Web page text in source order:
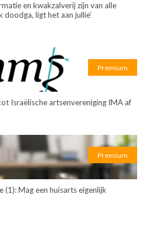
en kwakzalverij zijn van alle
doodga, ligt het aan jullie’
Premium
Israëlische artsenvereniging IMA af
Premium
Mag een huisarts eigenlijk